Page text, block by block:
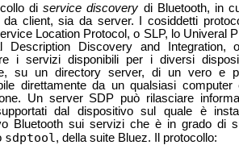
diservice discovery di Bluetooth, in
da client, sia da server. I cosiddetti
Location Protocol, o SLP, lo Univeral
Description Discovery and
i servizi disponibili per i diversi
su un directory server, di un vero e
direttamente da un qualsiasi
Un server SDP può rilasciare
dal dispositivo sul quale è
Bluetooth sui servizi che è in grado di
sdptool , della suite Bluez. Il protocollo: